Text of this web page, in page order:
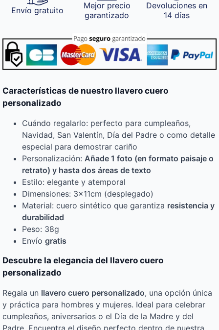
Envío gratuito
Mejor precio
garantizado
Devoluciones en
14 días
Características de nuestro llavero cuero
personalizado
Cuándo regalarlo: perfecto para cumpleaños,
Navidad, San Valentín, Día del Padre o como detalle
especial para demostrar cariño
Personalización: Añade 1 foto (en formato paisaje o
retrato) y hasta dos áreas de texto
Estilo: elegante y atemporal
Dimensiones: 3x11cm (desplegado)
Material: cuero sintético que garantiza resistencia y
durabilidad
Peso: 38g
Envío gratis
Descubre la elegancia del llavero cuero
personalizado
Regala un llavero cuero personalizado, una opción única
y práctica para hombres y mujeres. Ideal para celebrar
cumpleaños, aniversarios o el Día de la Madre y del